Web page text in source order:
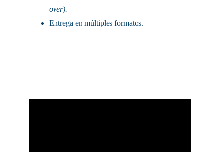
over).
Entrega en múltiples formatos.